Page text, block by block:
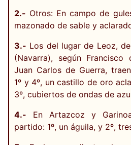
2.- Otros: En campo de
mazonado de sable y
3.- Los del lugar de Leoz,
(Navarra), según
Juan Carlos de Guerra,
1º y 4º, un castillo de oro
3º, cubiertos de ondas de
4.- En Artazcoz y
partido: 1º, un águila, y 2º,